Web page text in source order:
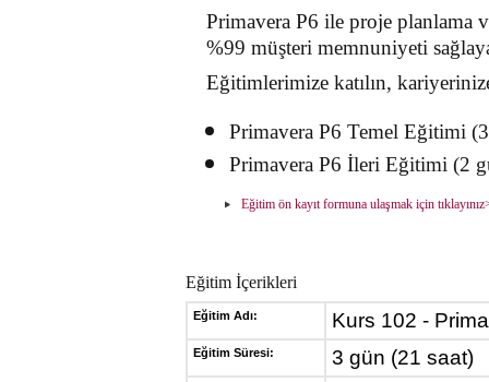
Primavera P6 ile proje planlama
%99 müşteri memnuniyeti
Eğitimlerimize katılın,
Primavera P6 Temel Eğitimi
Primavera P6 İleri Eğitimi (2
Eğitim ön kayıt formuna ulaşmak için
Eğitim İçerikleri
Eğitim Adı: Kurs 102 -
Eğitim Süresi: 3 gün (21 saat)